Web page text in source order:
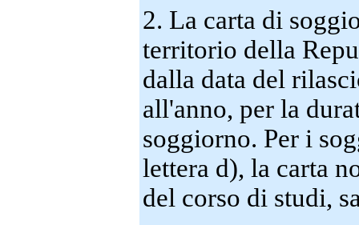
2. La carta di
territorio della
dalla data del
all'anno, per la
soggiorno. Per i
lettera d), la carta
del corso di studi,